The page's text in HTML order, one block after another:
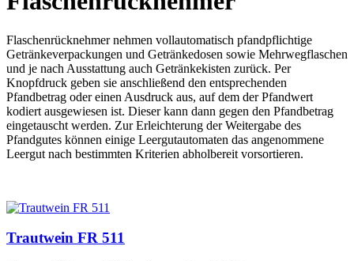
Flaschenrücknehmer nehmen vollautomatisch pfandpflichtige
Getränkeverpackungen und Getränkedosen sowie Mehrwegflaschen
und je nach Ausstattung auch Getränkekisten zurück. Per
Knopfdruck geben sie anschließend den entsprechenden
Pfandbetrag oder einen Ausdruck aus, auf dem der Pfandwert
kodiert ausgewiesen ist. Dieser kann dann gegen den Pfandbetrag
eingetauscht werden. Zur Erleichterung der Weitergabe des
Pfandgutes können einige Leergutautomaten das angenommene
Leergut nach bestimmten Kriterien abholbereit vorsortieren.
Trautwein FR 511